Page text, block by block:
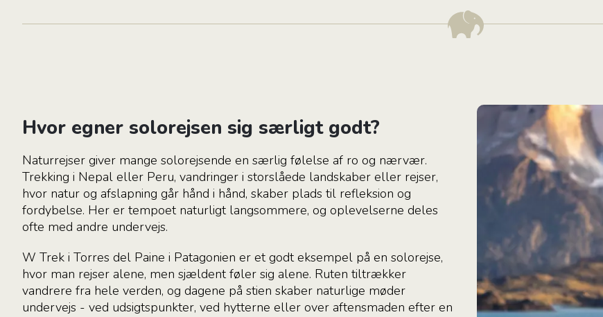
Hvor egner solorejsen sig særligt godt?
Naturrejser giver mange solorejsende en særlig følelse af ro og nærvær.
Trekking i Nepal eller Peru, vandringer i storslåede landskaber eller rejser,
hvor natur og afslapning går hånd i hånd, skaber plads til refleksion og
fordybelse. Her er tempoet naturligt langsommere, og oplevelserne deles
ofte med andre undervejs.
W Trek i Torres del Paine i Patagonien er et godt eksempel på en solorejse,
hvor man rejser alene, men sjældent føler sig alene. Ruten tiltrækker
vandrere fra hele verden, og dagene på stien skaber naturlige møder
undervejs - ved udsigtspunkter, ved hytterne eller over aftensmaden efter en